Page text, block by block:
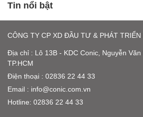
Tin nổi bật
CÔNG TY CP XD ĐẦU TƯ & PHÁT
Địa chỉ : Lô 13B - KDC Conic, Nguyễn Văn
TP.HCM
Điện thoại : 02836 22 44 33
Email : info@conic.com.vn
Hotline: 02836 22 44 33